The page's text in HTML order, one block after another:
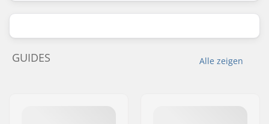
Alle zeigen
GUIDES